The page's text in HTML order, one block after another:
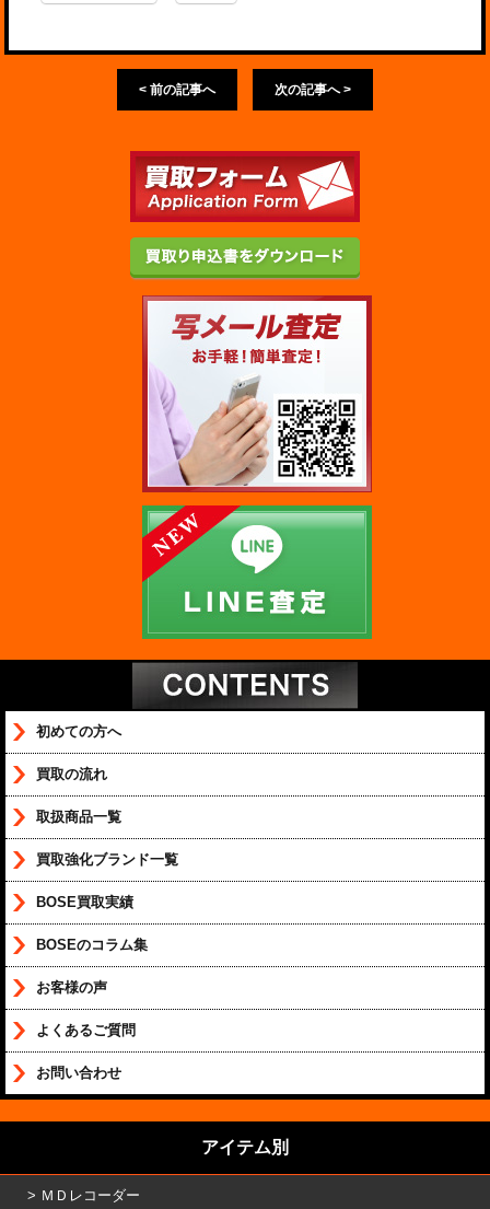
< 前の記事へ 次の記事へ >
初めての方へ
買取の流れ
取扱商品一覧
買取強化ブランド一覧
BOSE買取実績
BOSEのコラム集
お客様の声
よくあるご質問
お問い合わせ
アイテム別
ＭＤレコーダー